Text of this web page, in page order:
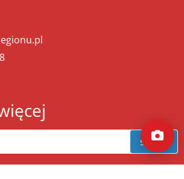
szukaj